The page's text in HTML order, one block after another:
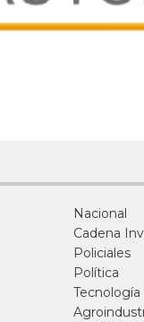
Nacional
Cadena
Policiales
Política
Tecnología